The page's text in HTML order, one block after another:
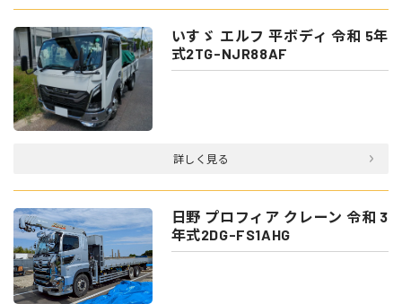
いすゞ エルフ 平ボディ 令和 5年
式2TG-NJR88AF
詳しく見る
日野 プロフィア クレーン 令和 3
年式2DG-FS1AHG